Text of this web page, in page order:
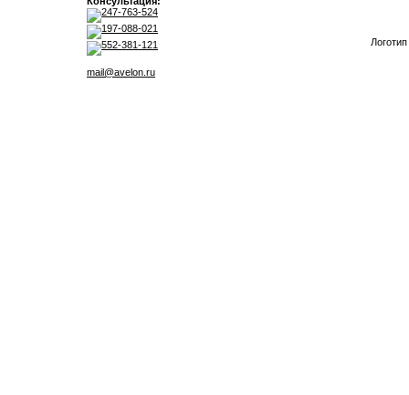
247-763-524
197-088-021
552-381-121
mail@avelon.ru